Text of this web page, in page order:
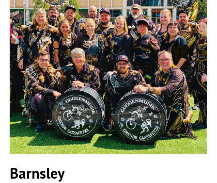
Barnsley